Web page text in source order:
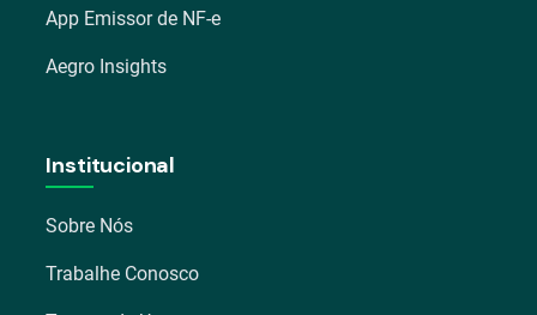
App Emissor de NF-e
Aegro Insights
Institucional
Sobre Nós
Trabalhe Conosco